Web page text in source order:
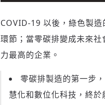
登入
輸入
COVID-19 以後，綠色製
環節；當零碳排變成未來
力最高的企業。
零碳排製造的第一步
慧化和數位化科技，終
參與
運
禁
論